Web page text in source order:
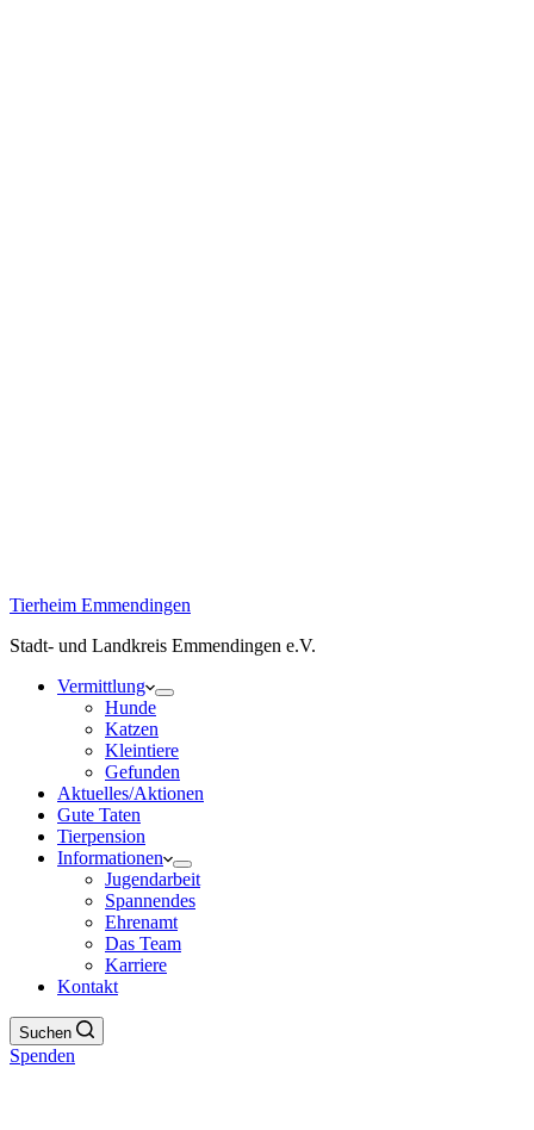
Tierheim Emmendingen
Stadt- und Landkreis Emmendingen e.V.
Vermittlung
Hunde
Katzen
Kleintiere
Gefunden
Aktuelles/Aktionen
Gute Taten
Tierpension
Informationen
Jugendarbeit
Spannendes
Ehrenamt
Das Team
Karriere
Kontakt
Suchen
Spenden